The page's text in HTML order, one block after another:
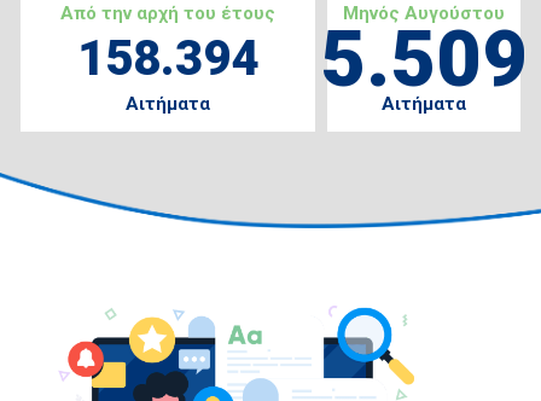
Από την αρχή του έτους
158.394
Αιτήματα
Μηνός Αυγούστου
5.509
Αιτήματα